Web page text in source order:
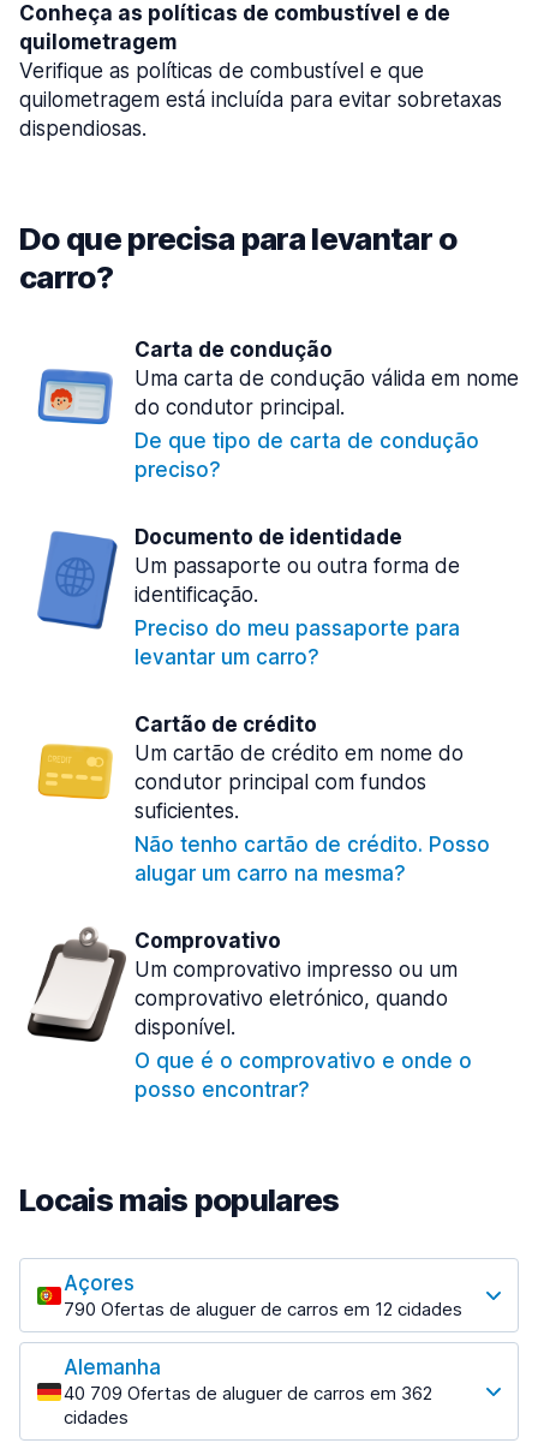
Conheça as políticas de combustível e de
quilometragem
Verifique as políticas de combustível e que
quilometragem está incluída para evitar sobretaxas
dispendiosas.
Do que precisa para levantar o
carro?
Carta de condução
Uma carta de condução válida em nome
do condutor principal.
De que tipo de carta de condução
preciso?
Documento de identidade
Um passaporte ou outra forma de
identificação.
Preciso do meu passaporte para
levantar um carro?
Cartão de crédito
Um cartão de crédito em nome do
condutor principal com fundos
suficientes.
Não tenho cartão de crédito. Posso
alugar um carro na mesma?
Comprovativo
Um comprovativo impresso ou um
comprovativo eletrónico, quando
disponível.
O que é o comprovativo e onde o
posso encontrar?
Locais mais populares
Açores
790 Ofertas de aluguer de carros em 12 cidades
Os locais mais populares
Angra do Heroísmo
17 ofertas especiais em 3 localizações
Alemanha
40 709 Ofertas de aluguer de carros em 362
cidades
Os locais mais populares